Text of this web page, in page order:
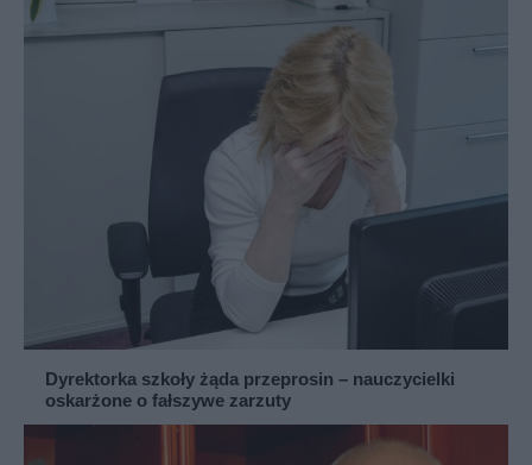
Dyrektorka szkoły żąda przeprosin – nauczycielki
oskarżone o fałszywe zarzuty